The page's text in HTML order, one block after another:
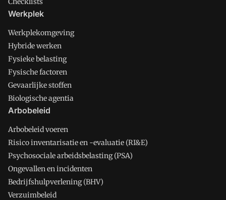
Werkplek
Werkplekomgeving
Hybride werken
Fysieke belasting
Fysische factoren
Gevaarlijke stoffen
Biologische agentia
Arbobeleid
Arbobeleid voeren
Risico inventarisatie en -evaluatie (RI&E)
Psychosociale arbeidsbelasting (PSA)
Ongevallen en incidenten
Bedrijfshulpverlening (BHV)
Verzuimbeleid